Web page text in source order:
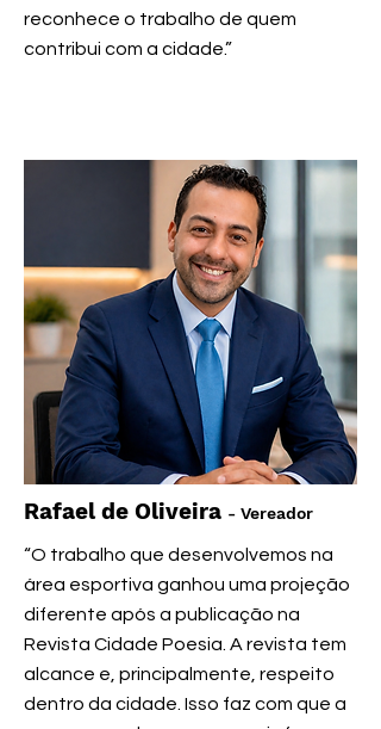
reconhece o trabalho de quem
contribui com a cidade.”
Rafael de Oliveira - Vereador
“O trabalho que desenvolvemos na
área esportiva ganhou uma projeção
diferente após a publicação na
Revista Cidade Poesia. A revista tem
alcance e, principalmente, respeito
dentro da cidade. Isso faz com que a